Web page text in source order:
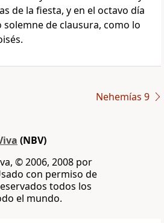
de la fiesta, y en el octavo día
solemne de clausura, como lo
Nehemías 9
(NBV)
© 2006, 2008 por
con permiso de
todos los
el mundo.